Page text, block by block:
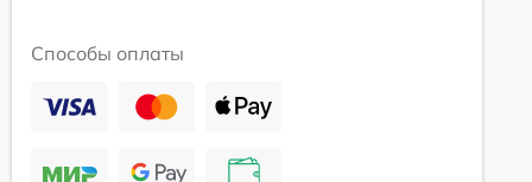
Способы оплаты